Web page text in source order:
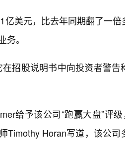
美元，比去年同期翻了一倍
。
招股说明书中向投资者警告
给予该公司“跑赢大盘”评
Horan写道，该公司